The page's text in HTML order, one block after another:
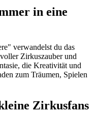
in eine
verwandelst du das
Zirkuszauber und
die Kreativität und
zum Träumen, Spielen
Zirkusfans